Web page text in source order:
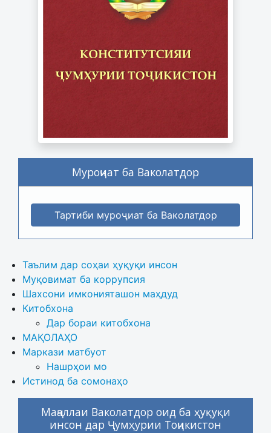
Муроҷиат ба Ваколатдор
Тартиби муроҷиат ба Ваколатдор
Таълим дар соҳаи ҳуқуқи инсон
Муқовимат ба коррупсия
Шахсони имконияташон маҳдуд
Китобхона
Дар бораи китобхона
МАҚОЛАҲО
Маркази матбуот
Нашрҳои мо
Истинод ба сомонаҳо
Маҷаллаи Ваколатдор оид ба ҳуқуқи
инсон дар Ҷумҳурии Тоҷикистон